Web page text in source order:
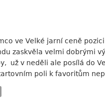
ve Velké jarní ceně
zaskvěla velmi dobrými
už v neděli ale posílá do
poli k favoritům